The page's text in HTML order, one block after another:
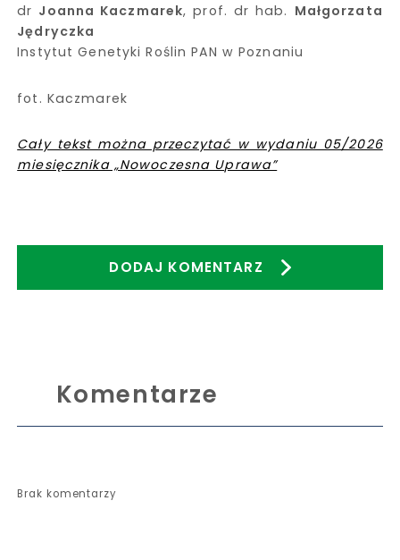
dr Joanna Kaczmarek, prof. dr hab. Małgorzata
Jędryczka
Instytut Genetyki Roślin PAN w Poznaniu
fot. Kaczmarek
Cały tekst można przeczytać w wydaniu 05/2026
miesięcznika „Nowoczesna Uprawa”
DODAJ KOMENTARZ
Komentarze
Brak komentarzy